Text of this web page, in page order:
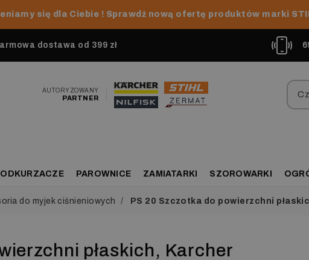
się dla Ciebie ! Sprawdź nową ofertę produktów marki
dostawa od 399 zł
AUTORYZOWANY
PARTNER
ODKURZACZE PAROWNICE ZAMIATARKI SZOROWARKI
do myjek ciśnieniowych PS 20 Szczotka do powierzchni
płaskich, Karcher